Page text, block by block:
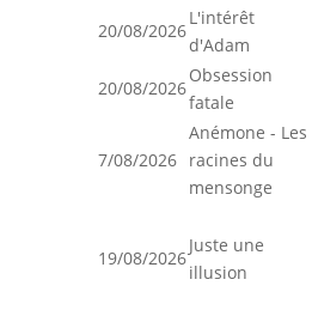
20/08/2026
L'intérêt
d'Adam
20/08/2026
Obsession
fatale
7/08/2026
Anémone - Les
racines du
mensonge
19/08/2026
Juste une
illusion